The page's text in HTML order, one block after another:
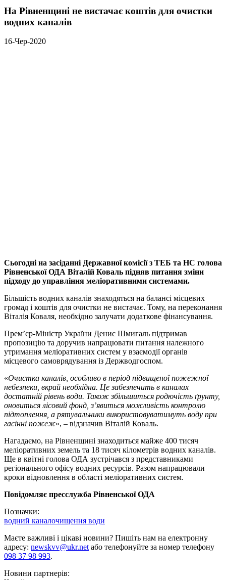
На Рівненщині не вистачає коштів для очистки
водних каналів
16-Чер-2020
Сьогодні на засіданні Державної комісії з ТЕБ та НС голова
Рівненської ОДА Віталій Коваль підняв питання зміни
підходу до управління меліоративними системами.
Більшість водних каналів знаходяться на балансі місцевих
громад і коштів для очистки не вистачає. Тому, на переконання
Віталія Коваля, необхідно залучати додаткове фінансування.
Прем’єр-Міністр України Денис Шмигаль підтримав
пропозицію та доручив напрацювати питання належного
утримання меліоративних систем у взаємодії органів
місцевого самоврядування із Держводгоспом.
«Очистка каналів, особливо в період підвищеної пожежної
небезпеки, вкрай необхідна. Це забезпечить в каналах
достатній рівень води. Також збільшиться родючість ґрунту,
оновиться лісовий фонд, з’явиться можливість контролю
підтоплення, а рятувальники використовуватимуть воду при
гасінні пожеж», – відзначив Віталій Коваль.
Нагадаємо, на Рівненщині знаходиться майже 400 тисяч
меліоративних земель та 18 тисяч кілометрів водних каналів.
Ще в квітні голова ОДА зустрічався з представниками
регіонального офісу водних ресурсів. Разом напрацювали
кроки відновлення в області меліоративних систем.
Повідомляє пресслужба Рівненської ОДА
Позначки:
водний каналочищення води
Маєте важливі і цікаві новини? Пишіть нам на електронну
адресу: newskvv@ukr.netабо телефонуйте за номер телефону
098 37 98 993.
Новини партнерів: